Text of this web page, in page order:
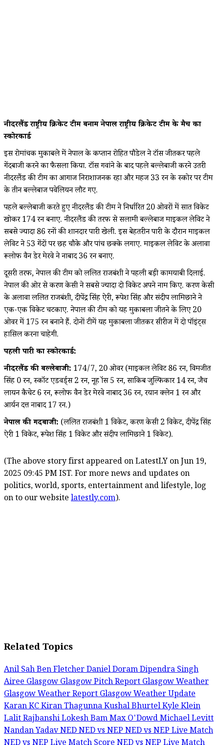
नीदरलैंड राष्ट्रीय क्रिकेट टीम बनाम नेपाल राष्ट्रीय क्रिकेट टीम के मैच का
स्कोरकार्ड
इस रोमांचक मुकाबले में नेपाल के कप्तान रोहित पौडेल ने टॉस जीतकर पहले
गेंदबाजी करने का फैसला किया. टॉस गवांने के बाद पहले बल्लेबाजी करने उतरी
नीदरलैंड की टीम का आगाज निराशाजनक रहा और महज 33 रन के स्कोर पर टीम
के तीन बल्लेबाज पवेलियन लौट गए.
पहले बल्लेबाजी करते हुए नीदरलैंड की टीम ने निर्धारित 20 ओवरों में सात विकेट
खोकर 174 रन बनाए. नीदरलैंड की तरफ से सलामी बल्लेबाज माइकल लेविट ने
सबसे ज्यादा 86 रनों की शानदार पारी खेली. इस बेहतरीन पारी के दौरान माइकल
लेविट ने 53 गेंदों पर छह चौके और पांच छक्के लगाए. माइकल लेविट के अलावा
रूलोफ वैन डेर मेरवे ने नाबाद 36 रन बनाए.
दूसरी तरफ, नेपाल की टीम को ललित राजबंशी ने पहली बड़ी कामयाबी दिलाई.
नेपाल की ओर से करण केसी ने सबसे ज्यादा दो विकेट अपने नाम किए. करण केसी
के अलावा ललित राजबंशी, दीपेंद्र सिंह ऐरी, रूपेश सिंह और संदीप लामिछाने ने
एक-एक विकेट चटकाए. नेपाल की टीम को यह मुकाबला जीतने के लिए 20
ओवर में 175 रन बनाने हैं. दोनों टीमें यह मुकाबला जीतकर सीरीज में दो पॉइंट्स
हासिल करना चाहेगी.
पहली पारी का स्कोरकार्ड:
नीदरलैंड की बल्लेबाजी: 174/7, 20 ओवर (माइकल लेविट 86 रन, विक्रमजीत
सिंह 0 रन, स्कॉट एडवर्ड्स 2 रन, नूह क्रॉस 5 रन, साकिब जुल्फिकार 14 रन, जैच
लायन कैचेट 6 रन, रूलोफ वैन डेर मेरवे नाबाद 36 रन, रयान क्लेन 1 रन और
आर्यन दत्त नाबाद 17 रन.)
नेपाल की गेंदबाजी: (ललित राजबंशी 1 विकेट, करण केसी 2 विकेट, दीपेंद्र सिंह
ऐरी 1 विकेट, रूपेश सिंह 1 विकेट और संदीप लामिछाने 1 विकेट).
(The above story first appeared on LatestLY on Jun 19,
2025 09:45 PM IST. For more news and updates on
politics, world, sports, entertainment and lifestyle, log
on to our website latestly.com).
Related Topics
Anil SahBen FletcherDaniel DoramDipendra Singh
AireeGlasgowGlasgow Pitch ReportGlasgow Weather
Glasgow Weather ReportGlasgow Weather Update
Karan KCKiran ThagunnaKushal BhurtelKyle Klein
Lalit RajbanshiLokesh BamMax O'DowdMichael Levitt
Nandan YadavNEDNED vs NEPNED vs NEP Live Match